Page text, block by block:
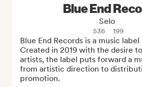
Blue End
Selo
536 199
Blue End Records is a music label
Created in 2019 with the desire
artists, the label puts forward a
from artistic direction to
promotion.